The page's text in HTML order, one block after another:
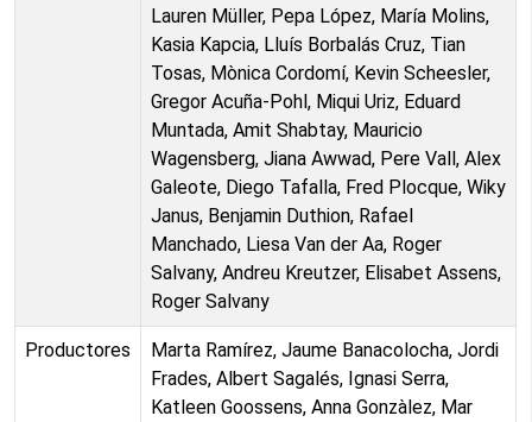
Lauren Müller, Pepa López, María Molins,
Kasia Kapcia, Lluís Borbalás Cruz, Tian
Tosas, Mònica Cordomí, Kevin Scheesler,
Gregor Acuña-Pohl, Miqui Uriz, Eduard
Muntada, Amit Shabtay, Mauricio
Wagensberg, Jiana Awwad, Pere Vall, Alex
Galeote, Diego Tafalla, Fred Plocque, Wiky
Janus, Benjamin Duthion, Rafael
Manchado, Liesa Van der Aa, Roger
Salvany, Andreu Kreutzer, Elisabet Assens,
Roger Salvany
Productores
Marta Ramírez, Jaume Banacolocha, Jordi
Frades, Albert Sagalés, Ignasi Serra,
Katleen Goossens, Anna Gonzàlez, Mar